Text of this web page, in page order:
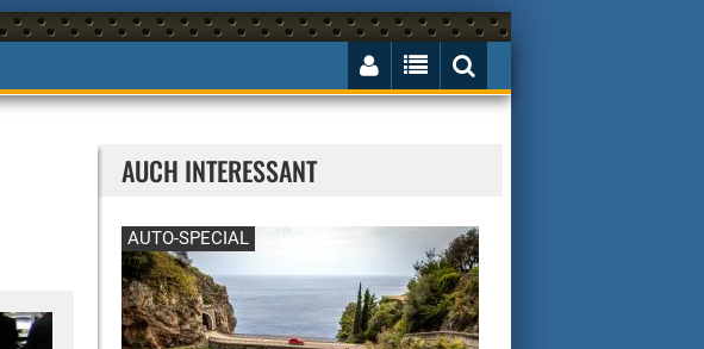
AUCH INTERESSANT
AUTO-SPECIAL